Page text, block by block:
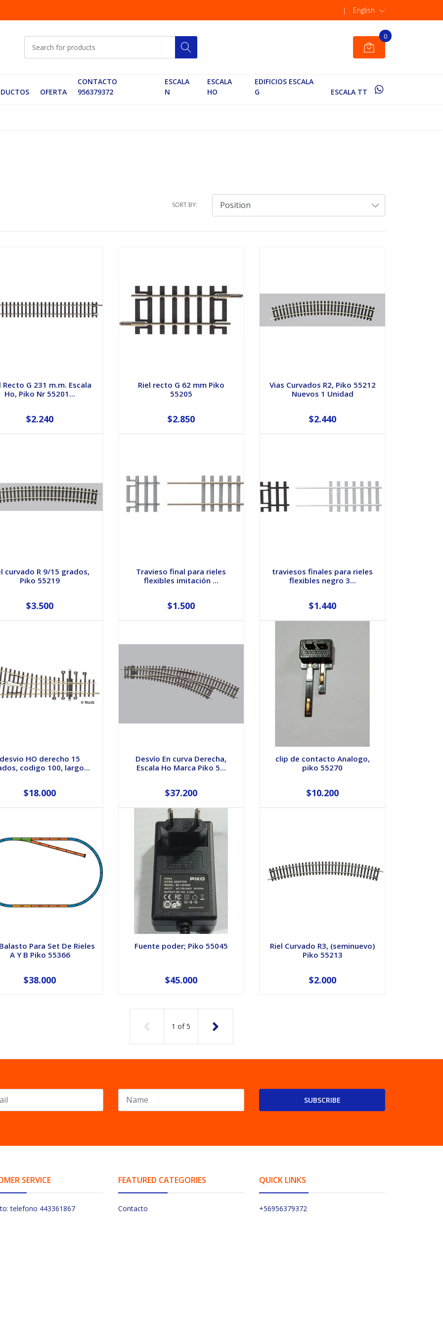
| English
0
OFERTA
CONTACTO
956379372
ESCALA
N
ESCALA
HO
EDIFICIOS ESCALA
G
ESCALA TT
SORT BY:
Recto G 231 m.m. Escala
Ho, Piko Nr 55201...
$2.240
Riel recto G 62 mm Piko
55205
$2.850
Vias Curvados R2, Piko 55212
Nuevos 1 Unidad
$2.440
curvado R 9/15 grados,
Piko 55219
$3.500
Travieso final para rieles
flexibles imitación ...
$1.500
traviesos finales para rieles
flexibles negro 3...
$1.440
desvio HO derecho 15
codigo 100, largo...
$18.000
Desvío En curva Derecha,
Escala Ho Marca Piko 5...
$37.200
clip de contacto Analogo,
piko 55270
$10.200
Para Set De Rieles
A Y B Piko 55366
$38.000
Fuente poder; Piko 55045
$45.000
Riel Curvado R3, (seminuevo)
Piko 55213
$2.000
1 of 5
SUBSCRIBE
SERVICE
telefono 443361867
FEATURED CATEGORIES
Contacto
QUICK LINKS
+56956379372